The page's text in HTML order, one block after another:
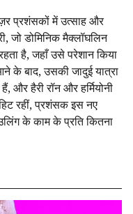
प्रशंसकों में उत्साह और
जो डोमिनिक मैक्लॉघलिन
रहता है, जहाँ उसे परेशान किया
के बाद, उसकी जादुई यात्रा
हैरी रॉन और हर्मियोनी
रहीं, प्रशंसक इस नए
के काम के प्रति कितना